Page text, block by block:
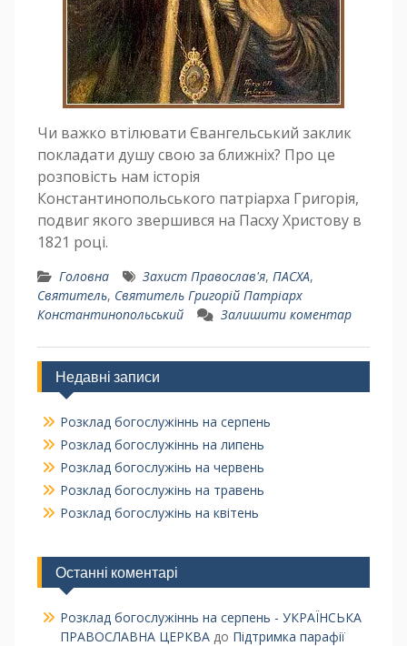
Чи важко втілювати Євангельський заклик
покладати душу свою за ближніх? Про це
розповість нам історія
Константинопольського патріарха Григорія,
подвиг якого звершився на Пасху Христову в
1821 році.
Головна Захист Православ'я, ПАСХА,
Святитель, Святитель Григорій Патріарх
Константинопольський
Залишити коментар
Недавні записи
Розклад богослужіннь на серпень
Розклад богослужіннь на липень
Розклад богослужінь на червень
Розклад богослужінь на травень
Розклад богослужінь на квітень
Останні коментарі
Розклад богослужіннь на серпень - УКРАЇНСЬКА
ПРАВОСЛАВНА ЦЕРКВАдо Підтримка парафії